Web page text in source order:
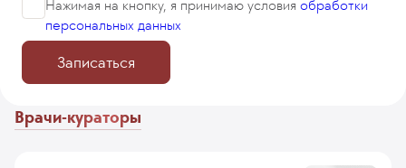
Нажимая на кнопку, я принимаю условия обработки
персональных данных
Записаться
Врачи-кураторы